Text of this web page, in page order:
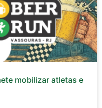
mobilizar atletas e